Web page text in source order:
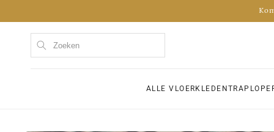
content
ALLE VLOERKLEDEN